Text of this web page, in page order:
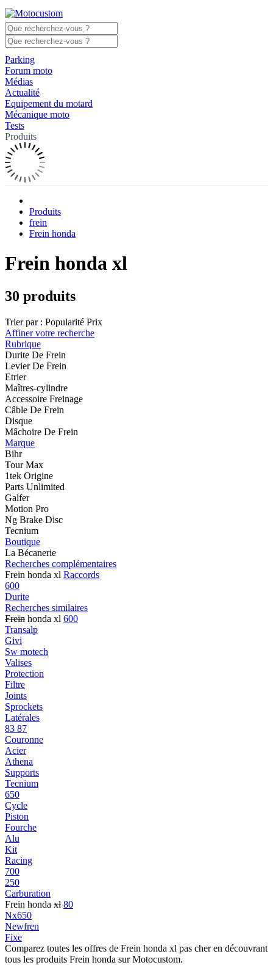
Parking
Forum moto
Médias
Actualité
Equipement du motard
Mécanique moto
Tests
Produits
Produits
frein
Frein honda
Frein honda xl
30 produits
Trier par : Popularité Prix
Affiner votre recherche
Rubrique
Durite De Frein
Levier De Frein
Etrier
Maîtres-cylindre
Accessoire Freinage
Câble De Frein
Disque
Mâchoire De Frein
Marque
Bihr
Tour Max
1tek Origine
Parts Unlimited
Galfer
Motion Pro
Ng Brake Disc
Tecnium
Boutique
La Bécanerie
Recherches complémentaires
Frein honda xl Raccords
600
Durite
Recherches similaires
Frein honda xl 600
Transalp
Givi
Sw motech
Valises
Protection
Filtre
Joints
Sprockets
Latérales
83 87
Couronne
Acier
Athena
Supports
Tecnium
650
Cycle
Piston
Fourche
Alu
Kit
Racing
700
250
Carburation
Frein honda xl 80
Nx650
Newfren
Fixe
Comparez toutes les offres de Frein honda xl pas cher en découvrant
tous les produits Frein honda sur Motocustom.